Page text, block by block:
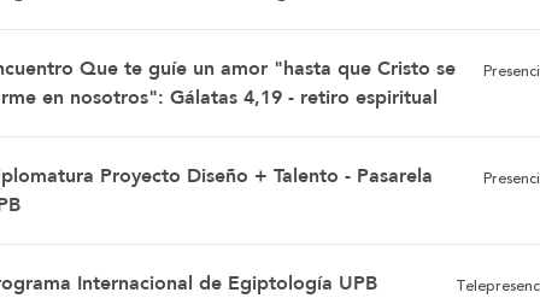
Que te guíe un amor "hasta que Cristo se
en nosotros": Gálatas 4,19 - retiro espiritual
Proyecto Diseño + Talento - Pasarela
Internacional de Egiptología UPB